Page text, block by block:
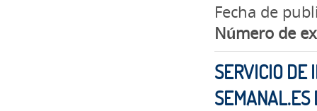
Fecha de
Número de
SERVICIO DE
SEMANAL.ES